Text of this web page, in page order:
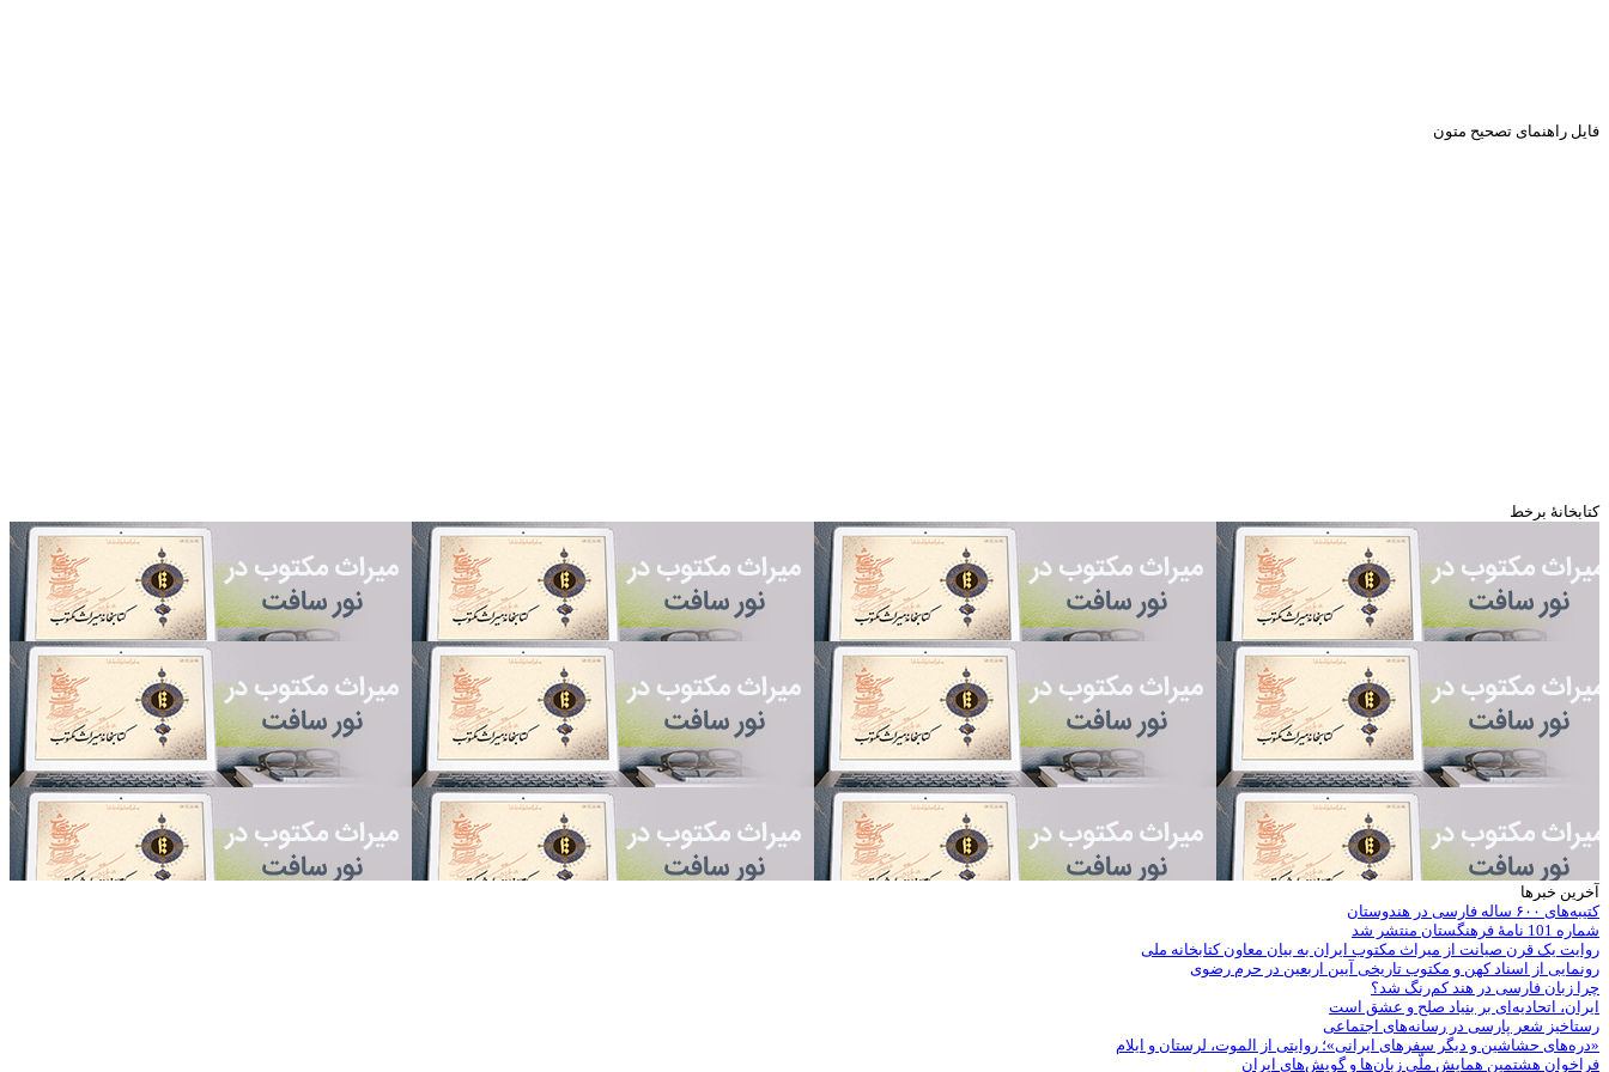
فایل راهنمای تصحیح متون
کتابخانۀ برخط
آخرین خبرها
کتیبه‌های ۶۰۰ ساله فارسی در هندوستان
شماره 101 نامۀ فرهنگستان منتشر شد
روایت یک قرن صیانت از میراث مکتوب ایران به بیان معاون کتابخانه ملی
رونمایی از اسناد کهن و مکتوب تاریخی آیین اربعین در حرم رضوی
چرا زبان فارسی در هند کم‌رنگ شد؟
ایران، اتحادیه‌ای بر بنیاد صلح و عشق است
رستاخیز شعر پارسی در رسانه‌های اجتماعی
«دره‌های حشاشین و دیگر سفرهای ایرانی»؛ روایتی از الموت، لرستان و ایلام
فراخوان هشتمین همایش ملّی زبان‌ها و گویش‌های ایران